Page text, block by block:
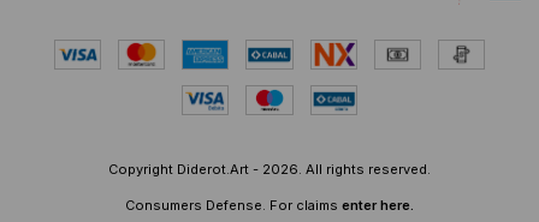
Copyright Diderot.Art - 2026. All rights reserved.
Consumers Defense. For claims enter here.